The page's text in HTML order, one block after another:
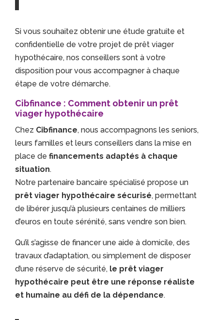
Si vous souhaitez obtenir une étude gratuite et
confidentielle de votre projet de prêt viager
hypothécaire, nos conseillers sont à votre
disposition pour vous accompagner à chaque
étape de votre démarche.
Cibfinance : Comment obtenir un prêt
viager hypothécaire
Chez Cibfinance, nous accompagnons les seniors,
leurs familles et leurs conseillers dans la mise en
place definancements adaptés à chaque
situation.
Notre partenaire bancaire spécialisé propose un
prêt viager hypothécaire sécurisé, permettant
de libérer jusqu’à plusieurs centaines de milliers
d’euros en toute sérénité, sans vendre son bien.
Qu’il s’agisse de financer une aide à domicile, des
travaux d’adaptation, ou simplement de disposer
d’une réserve de sécurité, le prêt viager
hypothécaire peut être une réponse réaliste
et humaine au défi de la dépendance.